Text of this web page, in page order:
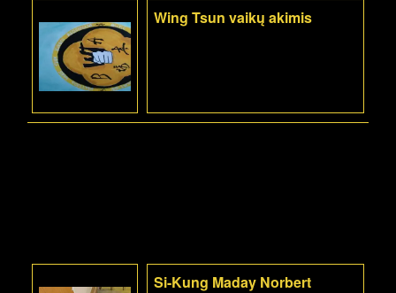
Wing Tsun vaikų akimis
Si-Kung Maday Norbert